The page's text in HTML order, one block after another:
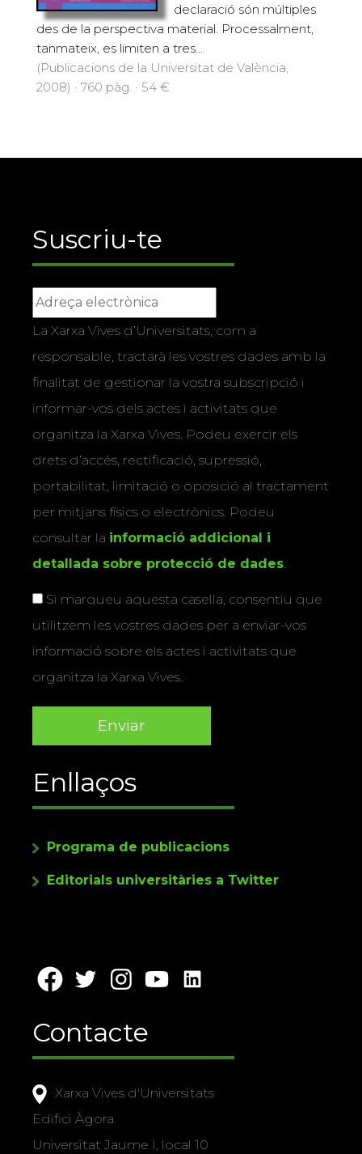
declaració són múltiples
des de la perspectiva material. Processalment,
tanmateix, es limiten a tres...
(Publicacions de la Universitat de València,
2008) · 760 pàg. · 54 €
Suscriu-te
La Xarxa Vives d’Universitats, com a
responsable, tractarà les vostres dades amb la
finalitat de gestionar la vostra subscripció i
informar-vos dels actes i activitats que
organitza la Xarxa Vives. Podeu exercir els
drets d’accés, rectificació, supressió,
portabilitat, limitació o oposició al tractament
per mitjans físics o electrònics. Podeu
consultar la informació addicional i
detallada sobre protecció de dades.
Si marqueu aquesta casella, consentiu que
utilitzem les vostres dades per a enviar-vos
informació sobre els actes i activitats que
organitza la Xarxa Vives.
Enllaços
Programa de publicacions
Editorials universitàries a Twitter
Contacte
Xarxa Vives d'Universitats
Edifici Àgora
Universitat Jaume I, local 10